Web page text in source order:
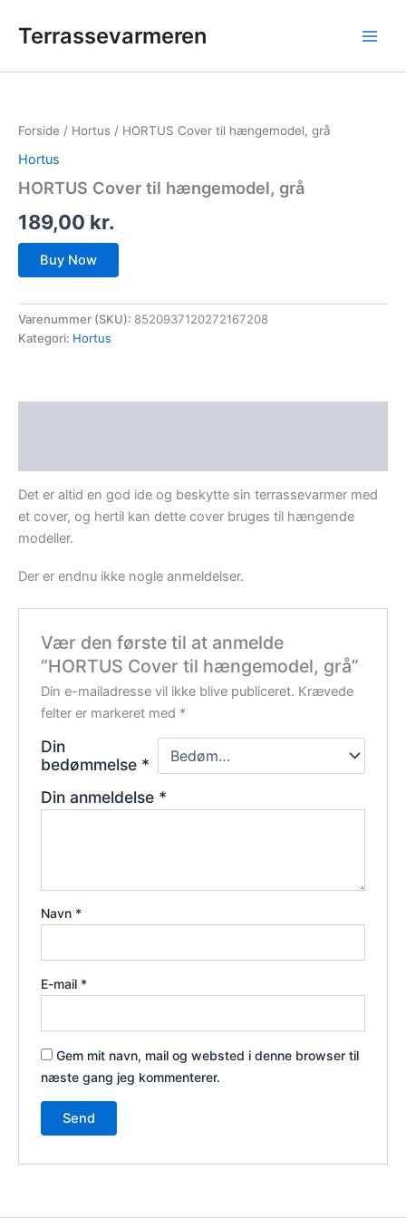
Terrassevarmeren
Forside / Hortus / HORTUS Cover til hængemodel, grå
Hortus
HORTUS Cover til hængemodel, grå
189,00 kr.
Buy Now
Varenummer (SKU): 8520937120272167208
Kategori: Hortus
Det er altid en god ide og beskytte sin terrassevarmer med
et cover, og hertil kan dette cover bruges til hængende
modeller.
Der er endnu ikke nogle anmeldelser.
Vær den første til at anmelde
“HORTUS Cover til hængemodel, grå”
Din e-mailadresse vil ikke blive publiceret. Krævede
felter er markeret med *
Din
bedømmelse *
Din anmeldelse *
Navn *
E-mail *
Gem mit navn, mail og websted i denne browser til
næste gang jeg kommenterer.